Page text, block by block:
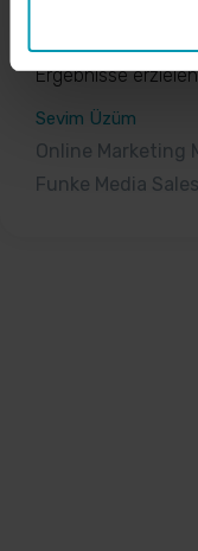
Zusammenarbeit
nach kurzer Zeit
Ergebnisse
Sevim Üzüm
Online Marketing
Funke Media Sales